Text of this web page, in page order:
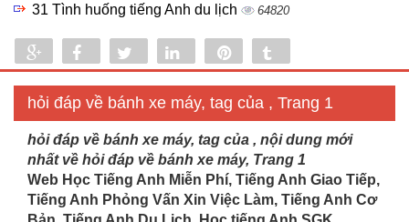
31 Tình huống tiếng Anh du lịch 64820
Share Share Tweet Share
hỏi đáp về bánh xe máy, tag của , Trang 1
hỏi đáp về bánh xe máy, tag của , nội dung mới
nhất về hỏi đáp về bánh xe máy, Trang 1
Web Học Tiếng Anh Miễn Phí, Tiếng Anh Giao Tiếp,
Tiếng Anh Phỏng Vấn Xin Việc Làm, Tiếng Anh Cơ